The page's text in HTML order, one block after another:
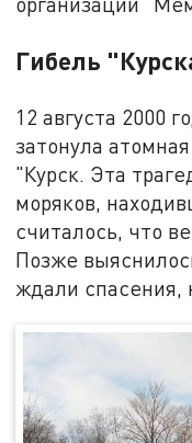
Гибель
12 августа 2000
затонула
"Курск. Эта
моряков,
считалось, что
Позже
ждали спасения,